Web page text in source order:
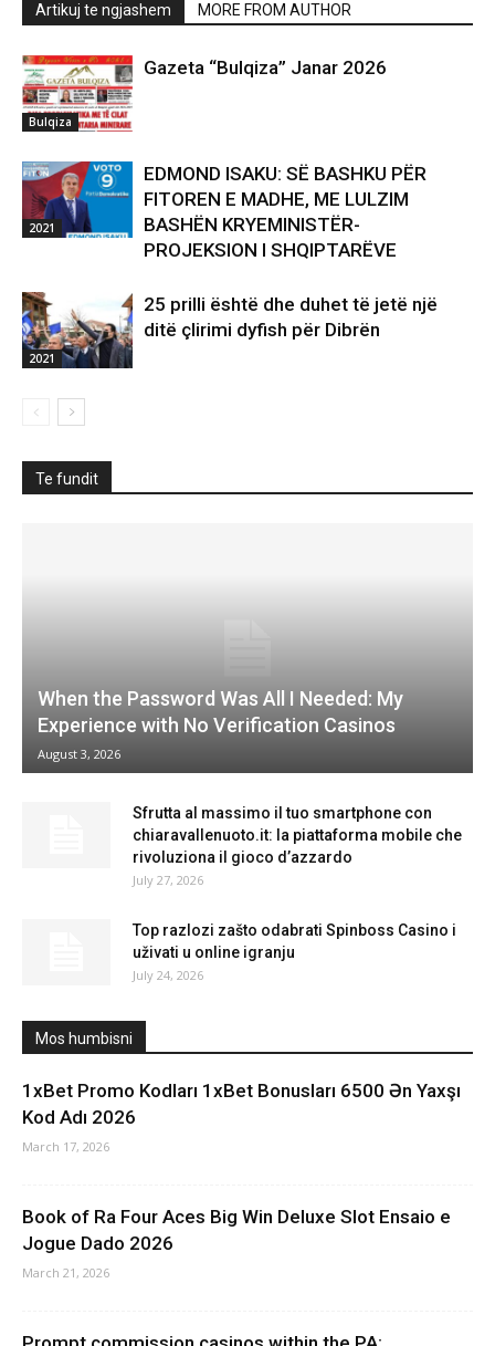
Artikuj te ngjashem MORE FROM AUTHOR
Bulqiza
Gazeta “Bulqiza” Janar 2026
2021
EDMOND ISAKU: SË BASHKU PËR
FITOREN E MADHE, ME LULZIM
BASHËN KRYEMINISTËR-
PROJEKSION I SHQIPTARËVE
2021
25 prilli është dhe duhet të jetë një
ditë çlirimi dyfish për Dibrën
Te fundit
When the Password Was All I Needed: My
Experience with No Verification Casinos
August 3, 2026
Sfrutta al massimo il tuo smartphone con
chiaravallenuoto.it: la piattaforma mobile che
rivoluziona il gioco d’azzardo
July 27, 2026
Top razlozi zašto odabrati Spinboss Casino i
uživati u online igranju
July 24, 2026
Mos humbisni
1xBet Promo Kodları 1xBet Bonusları 6500 Ən Yaxşı
Kod Adı 2026
March 17, 2026
Book of Ra Four Aces Big Win Deluxe Slot Ensaio e
Jogue Dado 2026
March 21, 2026